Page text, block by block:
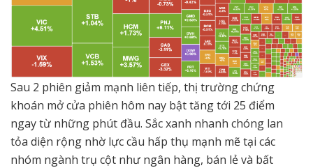
Sau 2 phiên giảm mạnh liên tiếp, thị trường chứng
khoán mở cửa phiên hôm nay bật tăng tới 25 điểm
ngay từ những phút đầu. Sắc xanh nhanh chóng lan
tỏa diện rộng nhờ lực cầu hấp thụ mạnh mẽ tại các
nhóm ngành trụ cột như ngân hàng, bán lẻ và bất